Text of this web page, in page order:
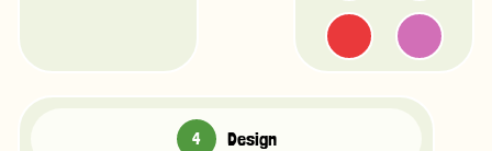
Design